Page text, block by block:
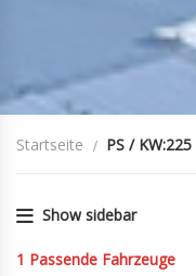
Startseite PS / KW:225
Show sidebar
1 Passende Fahrzeuge